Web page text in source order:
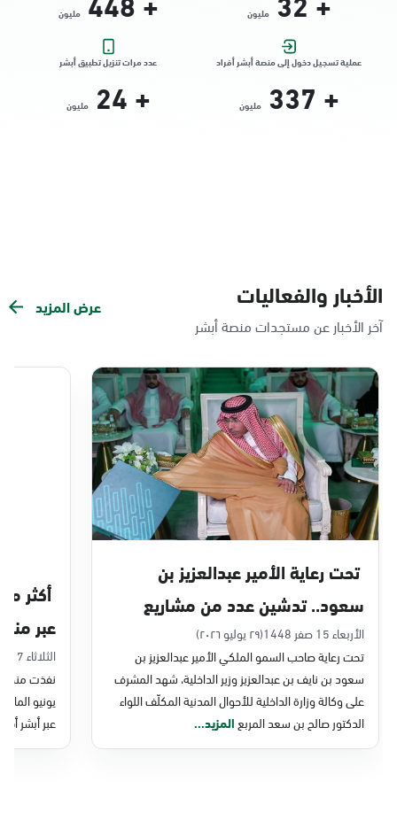
التوجه للموقع
الدمام, الدمام - الشاطئ مول
الأحد - الخميس (08:00-14:30)
الدمام, الدمام - لولو مول
الأحد - الخميس (08:00-14:30)
الدمام, الدمام - بنده حي أحد
الأحد - الخميس (08:00-14:30)
التوجه للموقع
الدمام, الدمام - الغرفة التجارية
التوجه للموقع
الدمام, الدمام - بنده - حي الشاطئ
الأحد - الخميس (08:00-14:30)
التوجه للموقع
الدمام, الدمام - بنده ضاحية الملك فهد
مليون مليون
عملية تسجيل دخول إلى منصة أبشر أفراد
+
337 مليون
عدد مرات تنزيل تطبيق أبشر
+
24 مليون
الأخبار والفعاليات
آخر الأخبار عن مستجدات منصة أبشر
عرض المزيد
تحت رعاية الأمير عبدالعزيز بن
سعود.. تدشين عدد من مشاريع
التحول الرقمي والخدمات الإلكترونية
للأحوال المدنية
الأربعاء 15 صفر 1448
(٢٩ يوليو ٢٠٢٦)
تحت رعاية صاحب السمو الملكي الأمير عبدالعزيز بن
سعود بن نايف بن عبدالعزيز وزير الداخلية، شهد المشرف
على وكالة وزارة الداخلية للأحوال المدنية المكلّف اللواء
الدكتور صالح بن سعد المربعالمزيد...
عبر
الثلاثاء 7 صفر 1448
نفذت منصة
عبر أبشر